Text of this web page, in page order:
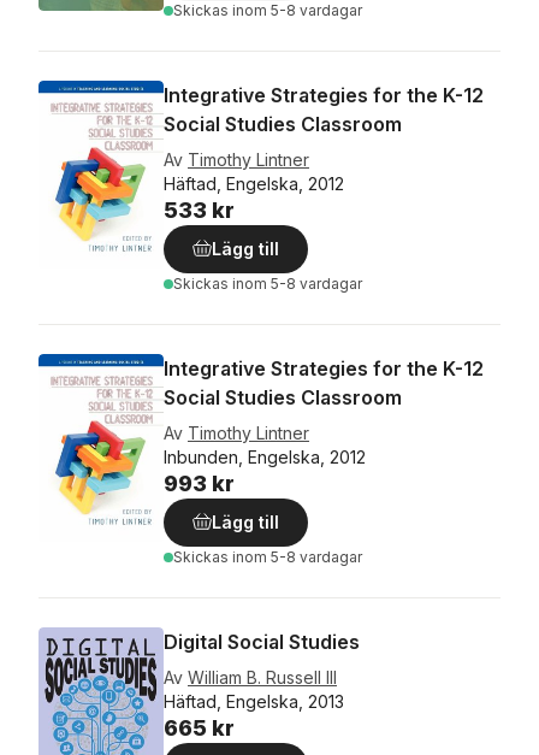
Skickas inom 5-8 vardagar
Integrative Strategies for the K-12
Social Studies Classroom
Av Timothy Lintner
Häftad, Engelska, 2012
533 kr
Lägg till
Skickas inom 5-8 vardagar
Integrative Strategies for the K-12
Social Studies Classroom
Av Timothy Lintner
Inbunden, Engelska, 2012
993 kr
Lägg till
Skickas inom 5-8 vardagar
Digital Social Studies
Av William B. Russell III
Häftad, Engelska, 2013
665 kr